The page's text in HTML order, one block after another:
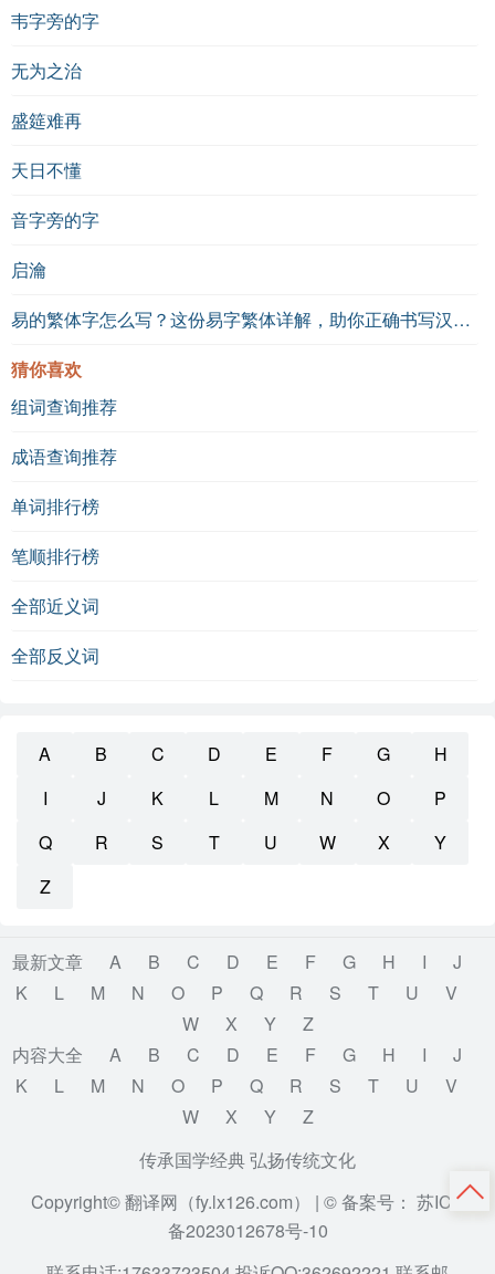
韦字旁的字
无为之治
盛筵难再
天日不懂
音字旁的字
启瀹
易的繁体字怎么写？这份易字繁体详解，助你正确书写汉字_汉字繁体学习
猜你喜欢
组词查询推荐
成语查询推荐
单词排行榜
笔顺排行榜
全部近义词
全部反义词
A B C D E F G
H
I
J K L M N O
P
Q
R S T U W X
Y
Z
最新文章 A B C D E F G H I
J
K
L M N O P Q R S T U
V
W
X Y
Z
内容大全
A B C D E F G H I
J
K
L M N O P Q R S T U
V
W
X Y
Z
传承国学经典 弘扬传统文化
Copyright© 翻译网（fy.lx126.com） | © 备案号： 苏ICP
备2023012678号-10